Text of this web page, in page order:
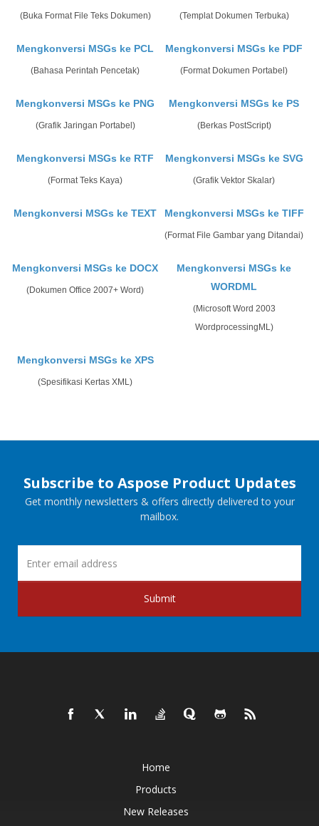
(Buka Format File Teks Dokumen) (Templat Dokumen Terbuka)
Mengkonversi MSGs ke PCL
(Bahasa Perintah Pencetak)
Mengkonversi MSGs ke PDF
(Format Dokumen Portabel)
Mengkonversi MSGs ke PNG
(Grafik Jaringan Portabel)
Mengkonversi MSGs ke PS
(Berkas PostScript)
Mengkonversi MSGs ke RTF
(Format Teks Kaya)
Mengkonversi MSGs ke SVG
(Grafik Vektor Skalar)
Mengkonversi MSGs ke TEXT Mengkonversi MSGs ke TIFF
(Format File Gambar yang Ditandai)
Mengkonversi MSGs ke DOCX
(Dokumen Office 2007+ Word)
Mengkonversi MSGs ke
WORDML
(Microsoft Word 2003
WordprocessingML)
Mengkonversi MSGs ke XPS
(Spesifikasi Kertas XML)
Subscribe to Aspose Product Updates
Get monthly newsletters & offers directly delivered to your
mailbox.
Submit
Home
Products
New Releases